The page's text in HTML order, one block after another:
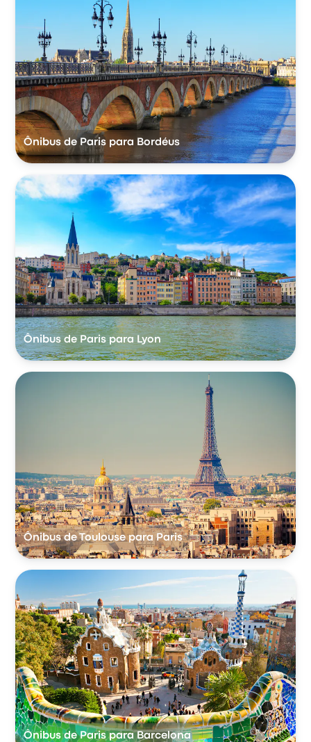
Ônibus de Paris para Bordéus
Ônibus de Paris para Lyon
Ônibus de Toulouse para Paris
Ônibus de Paris para Barcelona